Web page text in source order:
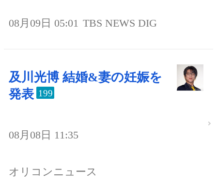
08月09日 05:01 TBS NEWS DIG
及川光博 結婚&妻の妊娠を
発表 199
08月08日 11:35
オリコンニュース